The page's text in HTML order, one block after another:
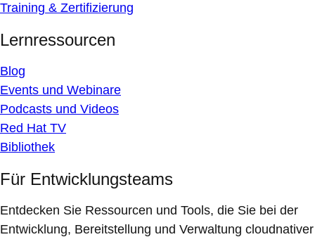
Training & Zertifizierung
Lernressourcen
Blog
Events und Webinare
Podcasts und Videos
Red Hat TV
Bibliothek
Für Entwicklungsteams
Entdecken Sie Ressourcen und Tools, die Sie bei der
Entwicklung, Bereitstellung und Verwaltung cloudnativer